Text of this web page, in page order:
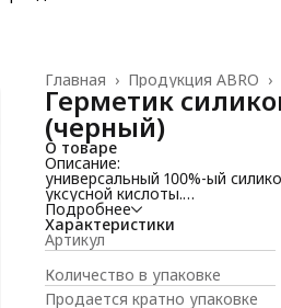
Продукция ABRO ›
Главная ›
Герметик
(черный)
О товаре
Описание:
универсальный 100%-ый
уксусной кислоты.
Сфера применения:
применяется для заделки и
стыков, подходит для
использоваться во всех
внешних воздействий,
Свойства:
• обладает высокой адгезией
Подробнее
Характеристики
Артикул
Количество в упаковке
Продается кратно упаковке